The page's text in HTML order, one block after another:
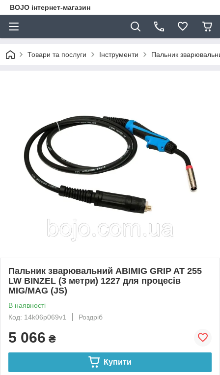
BOJO інтернет-магазин
Товари та послуги Інструменти Пальник
Пальник зварювальний ABIMIG GRIP AT 255
LW BINZEL (3 метри) 1227 для процесів
MIG/MAG (JS)
В наявності
Код: 14k06p069v1
Роздріб
5 066 ₴
Купити